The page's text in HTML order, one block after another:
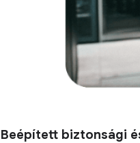
Beépített biztonsági